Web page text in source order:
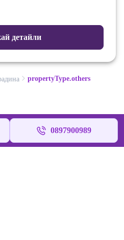
детайли
propertyType.others
0897900989